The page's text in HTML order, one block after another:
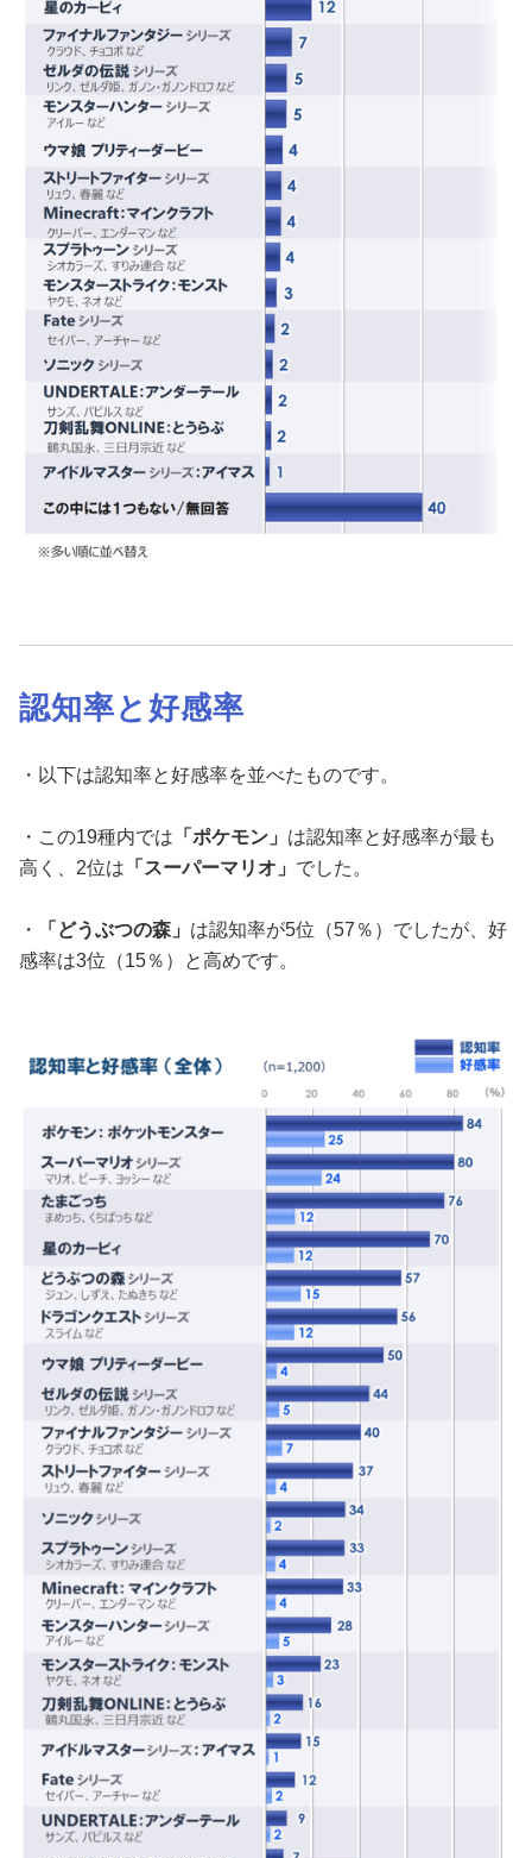
認知率と好感率
・以下は認知率と好感率を並べたものです。
・この19種内では 「ポケモン」 は認知率と好感率が最も
高く、2位は 「スーパーマリオ」 でした。
・ 「どうぶつの森」 は認知率が5位（57％）でしたが、好
感率は3位（15％）と高めです。